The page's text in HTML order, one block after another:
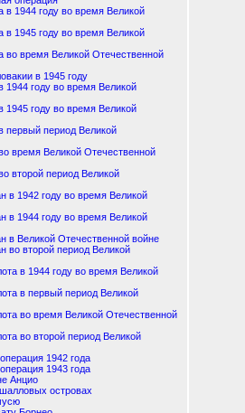
в 1944 году во время Великой
в 1945 году во время Великой
во время Великой Отечественной
в 1945 году
1944 году во время Великой
1945 году во время Великой
первый период Великой
время Великой Отечественной
второй период Великой
в 1942 году во время Великой
в 1944 году во время Великой
в Великой Отечественной войне
во второй период Великой
в 1944 году во время Великой
в первый период Великой
во время Великой Отечественной
во второй период Великой
1942 года
1943 года
Анцио
островах